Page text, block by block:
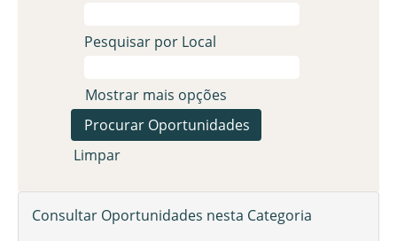
Pesquisar por Local
Mostrar mais opções
Limpar
Consultar Oportunidades nesta Categoria